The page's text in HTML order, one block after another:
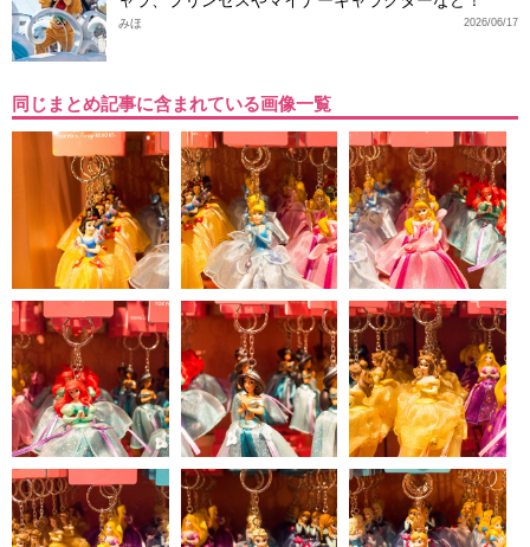
2026/06/17
みほ
同じまとめ記事に含まれている画像一覧